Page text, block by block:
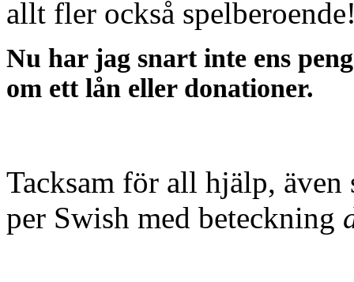
allt fler också
Nu har jag snart inte ens
om ett lån eller donationer.
Tacksam för all hjälp, även
per Swish med beteckning